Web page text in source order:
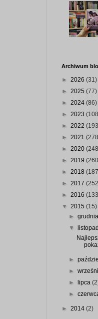
Archiwum
► 2026 (31)
► 2025 (77)
► 2024 (86)
► 2023
► 2022
► 2021
► 2020
► 2019
► 2018
► 2017
► 2016
▼ 2015 (15)
►
▼
►
►
►
lipca
►
► 2014 (2)